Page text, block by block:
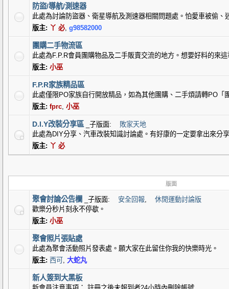
防盜/導航/測速器
此處為討論防盜器、衛星導航及測速器相關問題處。怕愛車被偷、
版主: 丫 必, g98582000
團購二手物流區
此處為F.P.R會員團購物品及二手販賣交流的地方。想要好料的來
版主: 小巫
F.P.R家族精品區
此處僅限PO家族自行開放精品，如為其他團購、二手煩請轉PO「
版主: fprc, 小巫
D.I.Y改裝分享區 _子版面:
敗家天地
此處為DIY分享、汽車改裝知識討論處。有好康的一定要拿出來分
版主: 丫 必
版面
聚會討論公告欄 _子版面: 安全回報,
休閒運動討論版
歡樂分秒片刻永不停歇。
版主: 小巫
聚會照片張貼處
此處為聚會活動照片發表處。願大家在此留住你我的快樂時光。
版主: 西可 , 大蛇丸
新人簽到大黑板